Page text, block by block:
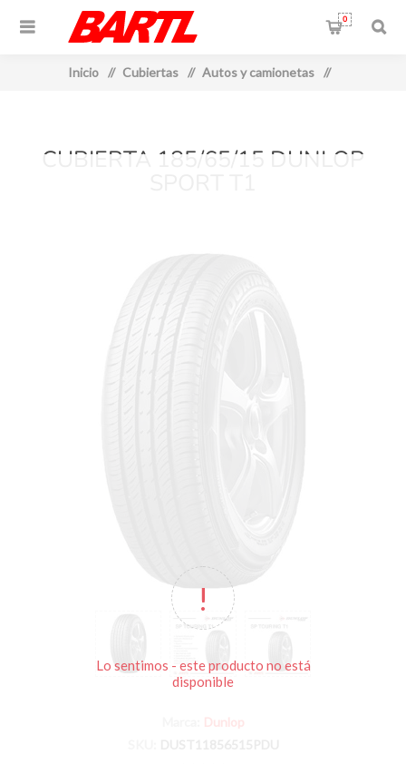
0
Inicio / Cubiertas / Autos y camionetas /
CUBIERTA 185/65/15 DUNLOP
Lo sentimos - este producto no está
disponible
Dunlop